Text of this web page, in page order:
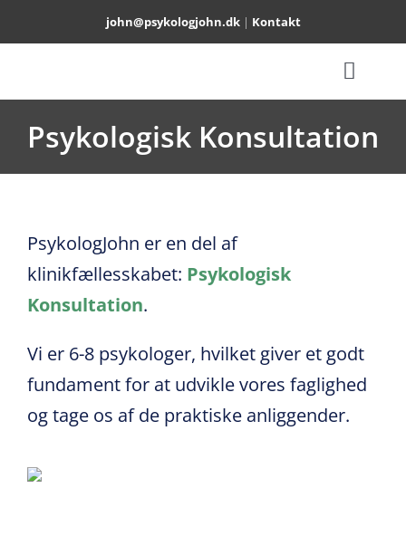
to
john@psykologjohn.dk| Kontakt
OM
Psykologisk Konsultation
PsykologJohn er en del af
klinikfællesskabet: Psykologisk
Konsultation.
Vi er 6-8 psykologer, hvilket giver et godt
fundament for at udvikle vores faglighed
og tage os af de praktiske anliggender.